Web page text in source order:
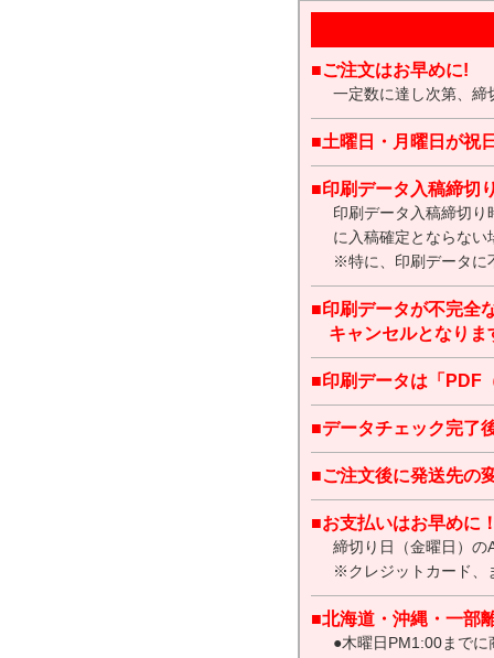
■ご注文はお早めに!
一定数に達し次第、締
■土曜日・月曜日が祝
■印刷データ入稿締切
印刷データ入稿締切
に入稿確定とならな
※特に、印刷データに
■印刷データが不完全
キャンセルとなりま
■印刷データは「PDF
■データチェック完了
■ご注文後に発送先の
■お支払いはお早めに
締切り日（金曜日）の
※クレジットカード、
■北海道・沖縄・一部
●木曜日PM1:00まで